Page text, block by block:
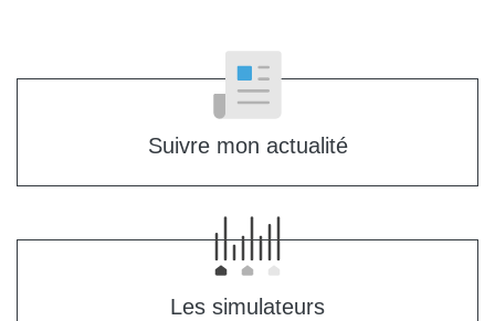
Suivre mon actualité
Les simulateurs